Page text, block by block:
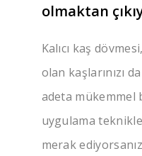
olmaktan
Kalıcı kaş
olan kaşlarınızı
adeta mükemmel
uygulama
merak